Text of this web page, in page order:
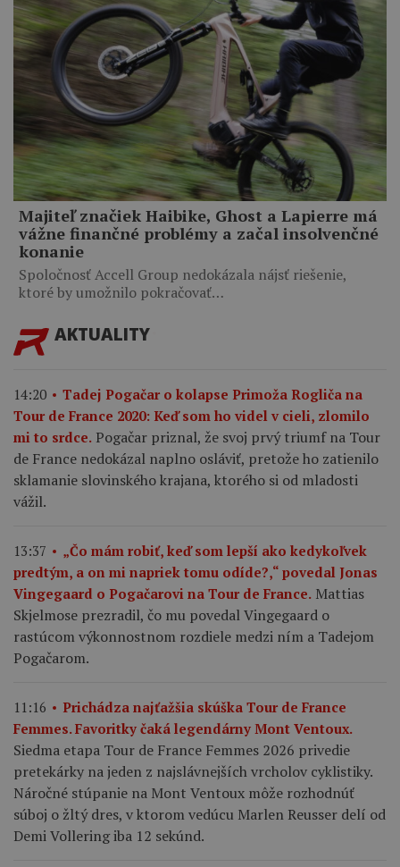
Majiteľ značiek Haibike, Ghost a Lapierre má
vážne finančné problémy a začal insolvenčné
konanie
Spoločnosť Accell Group nedokázala nájsť riešenie,
ktoré by umožnilo pokračovať…
AKTUALITY
14:20
Tadej Pogačar o kolapse Primoža Rogliča na
Tour de France 2020: Keď som ho videl v cieli, zlomilo
mi to srdce. Pogačar priznal, že svoj prvý triumf na Tour
de France nedokázal naplno osláviť, pretože ho zatienilo
sklamanie slovinského krajana, ktorého si od mladosti
vážil.
13:37
„Čo mám robiť, keď som lepší ako kedykoľvek
predtým, a on mi napriek tomu odíde?,“ povedal Jonas
Vingegaard o Pogačarovi na Tour de France. Mattias
Skjelmose prezradil, čo mu povedal Vingegaard o
rastúcom výkonnostnom rozdiele medzi ním a Tadejom
Pogačarom.
11:16
Prichádza najťažšia skúška Tour de France
Femmes. Favoritky čaká legendárny Mont Ventoux.
Siedma etapa Tour de France Femmes 2026 privedie
pretekárky na jeden z najslávnejších vrcholov cyklistiky.
Náročné stúpanie na Mont Ventoux môže rozhodnúť
súboj o žltý dres, v ktorom vedúcu Marlen Reusser delí od
Demi Vollering iba 12 sekúnd.